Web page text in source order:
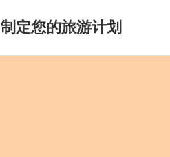
制定您的旅游计划